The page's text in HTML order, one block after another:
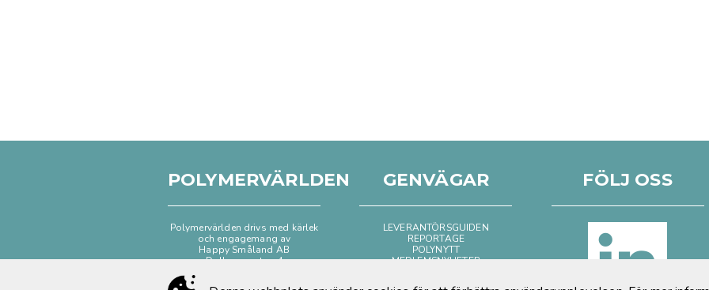
POLYMERVÄRLDEN
Polymervärlden drivs med kärlek
och engagemang av
Happy Småland AB
Dalhemsgatan 4
GENVÄGAR
LEVERANTÖRSGUIDEN
REPORTAGE
POLYNYTT
MEDLEMSNYHETER
FÖLJ OSS